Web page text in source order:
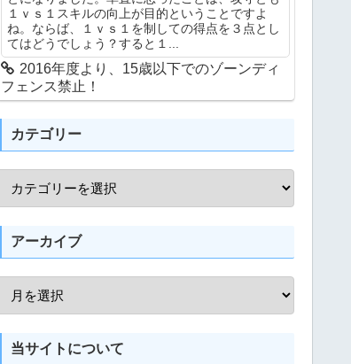
１ｖｓ１スキルの向上が目的ということですよ
ね。ならば、１ｖｓ１を制しての得点を３点とし
てはどうでしょう？すると１...
2016年度より、15歳以下でのゾーンディ
フェンス禁止！
カテゴリー
アーカイブ
当サイトについて